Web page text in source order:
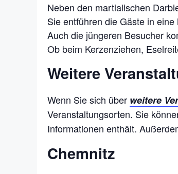
Neben den martialischen
Sie entführen die Gäste in
Auch die jüngeren Besucher
Ob beim Kerzenziehen,
Weitere
Wenn Sie sich über weitere
Veranstaltungsorten. Sie
Informationen enthält.
Chemnitz